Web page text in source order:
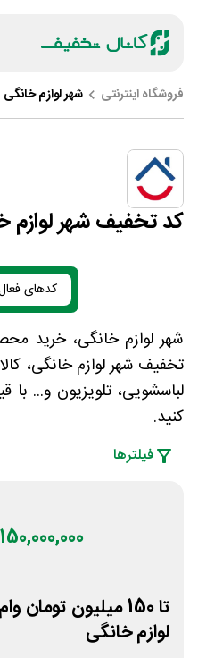
فروشگاه اینترنتی شهر لوازم خانگی
کد تخفیف شهر لوازم
کدهای
شهر لوازم خانگی، خرید
تخفیف شهر لوازم خانگی،
لباسشویی، تلویزیون و... با
کنید.
فیلتر‌ها
150,000,000 تومان
تا 150 میلیون
لوازم خانگی